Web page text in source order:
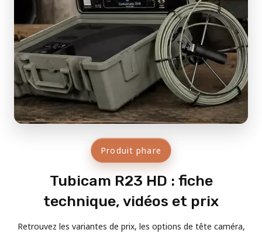
Produit phare
Tubicam R23 HD : fiche
technique, vidéos et prix
Retrouvez les variantes de prix, les options de tête caméra,